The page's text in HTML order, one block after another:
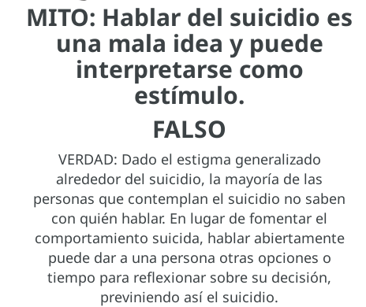
MITO: Hablar del suicidio es
una mala idea y puede
interpretarse como
estímulo.
FALSO
VERDAD: Dado el estigma generalizado
alrededor del suicidio, la mayoría de las
personas que contemplan el suicidio no saben
con quién hablar. En lugar de fomentar el
comportamiento suicida, hablar abiertamente
puede dar a una persona otras opciones o
tiempo para reflexionar sobre su decisión,
previniendo así el suicidio.